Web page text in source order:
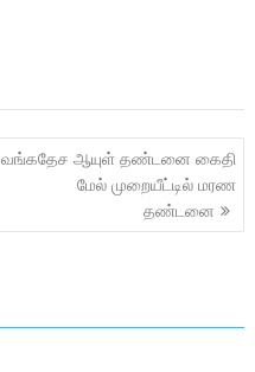
வங்கதேச ஆயுள் தண்டனை கைதி
மேல் முறையீட்டில் மரண
தண்டனை